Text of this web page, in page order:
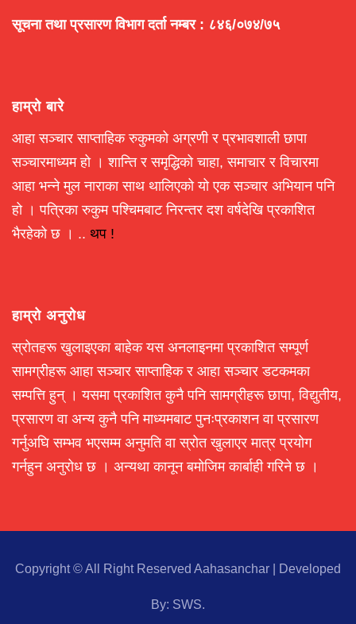
सूचना तथा प्रसारण विभाग दर्ता नम्बर : ८४६/०७४/७५
हाम्रो बारे
आहा सञ्चार साप्ताहिक रुकुमको अग्रणी र प्रभावशाली छापा
सञ्चारमाध्यम हो । शान्ति र समृद्धिको चाहा, समाचार र विचारमा
आहा भन्ने मुल नाराका साथ थालिएको यो एक सञ्चार अभियान पनि
हो । पत्रिका रुकुम पश्चिमबाट निरन्तर दश वर्षदेखि प्रकाशित
भैरहेको छ । .. थप !
हाम्रो अनुरोध
स्रोतहरू खुलाइएका बाहेक यस अनलाइनमा प्रकाशित सम्पूर्ण
सामग्रीहरू आहा सञ्चार साप्ताहिक र आहा सञ्चार डटकमका
सम्पत्ति हुन् । यसमा प्रकाशित कुनै पनि सामग्रीहरू छापा, विद्युतीय,
प्रसारण वा अन्य कुनै पनि माध्यमबाट पुनःप्रकाशन वा प्रसारण
गर्नुअघि सम्भव भएसम्म अनुमति वा स्रोत खुलाएर मात्र प्रयोग
गर्नहुन अनुरोध छ । अन्यथा कानून बमोजिम कार्बाही गरिने छ ।
Copyright © All Right Reserved Aahasanchar Developed
By: SWS.